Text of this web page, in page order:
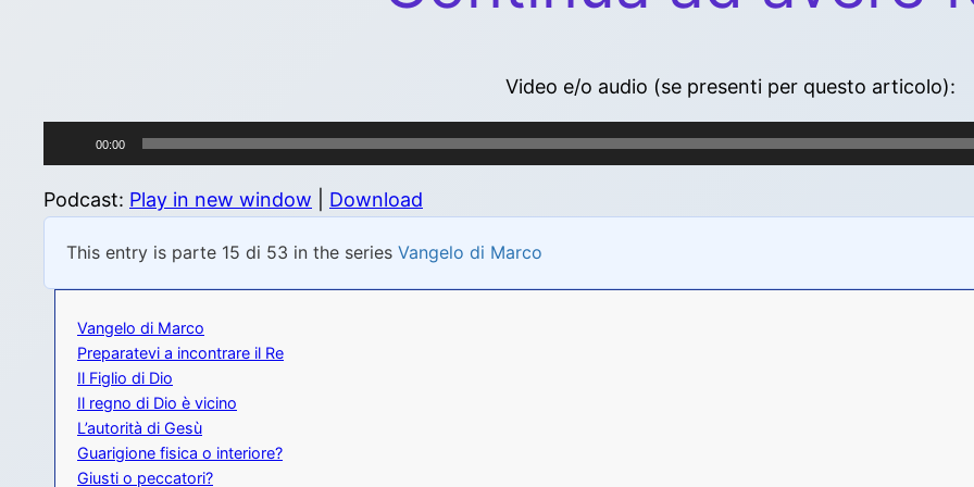
Video e/o audio (se presenti per questo articolo):
Player
00:00
Podcast: Play in new window Download
This entry is parte 15 di 53 in the series Vangelo di Marco
Vangelo di Marco
Preparatevi a incontrare il Re
Il Figlio di Dio
Il regno di Dio è vicino
L’autorità di Gesù
Guarigione fisica o interiore?
Giusti o peccatori?